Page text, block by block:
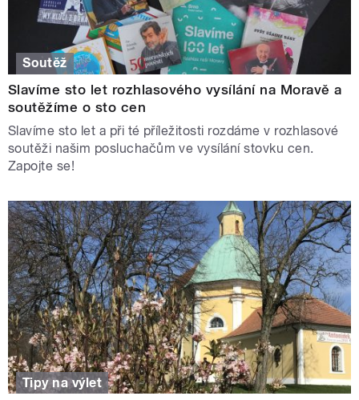
Soutěž
Slavíme sto let rozhlasového vysílání na Moravě a
soutěžíme o sto cen
Slavíme sto let a při té příležitosti rozdáme v rozhlasové
soutěži našim posluchačům ve vysílání stovku cen.
Zapojte se!
Tipy na výlet